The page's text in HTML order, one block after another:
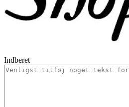
Indberet